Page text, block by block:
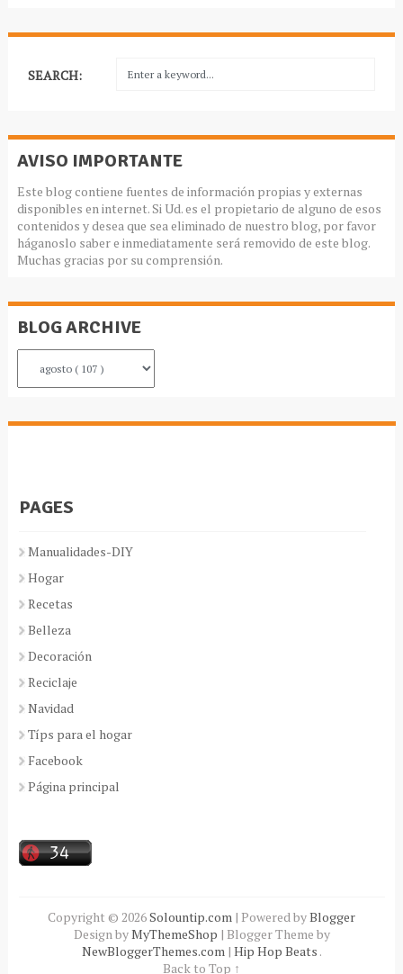
SEARCH:
AVISO IMPORTANTE
Este blog contiene fuentes de información propias y externas
disponibles en internet. Si Ud. es el propietario de alguno de esos
contenidos y desea que sea eliminado de nuestro blog, por favor
háganoslo saber e inmediatamente será removido de este blog.
Muchas gracias por su comprensión.
BLOG ARCHIVE
PAGES
Manualidades-DIY
Hogar
Recetas
Belleza
Decoración
Reciclaje
Navidad
Típs para el hogar
Facebook
Página principal
Copyright ©2026Solountip.com | Powered byBlogger
Design byMyThemeShop | Blogger Theme by
NewBloggerThemes.com | Hip Hop Beats .
Back to Top ↑